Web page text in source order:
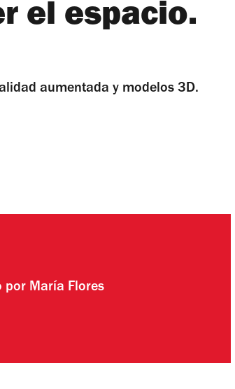
el espacio.
aumentada y modelos 3D.
por María Flores